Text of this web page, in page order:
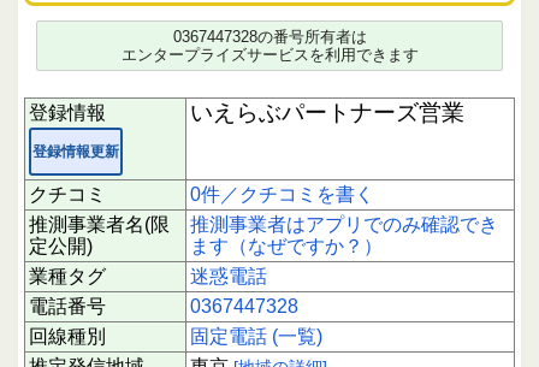
きません。情報が増え次第、状況が明確になりま
すので、引き続き注意深く見守ることをおすすめ
します。
応答時の注意点
営業電話の可能性が高いものの、内容や意図は不
明なため、応答時には慎重な対応が望まれます。
個人情報の提供や不審な要求には応じないように
してください。
下にスクロールすると実際に電話に応答された方
のクチコミを読むことができます。
あなたの1回のクチコミ投稿が、同じように不安
を感じる誰かの助けになります。情報共有は被害
防止の第一歩です。ぜひ積極的に声を届けてくだ
さい。
0367447328の番号所有者は
エンタープライズサービスを利用できます
登録情報
登録情報更新
いえらぶパートナーズ営業
クチコミ
0件／クチコミを書く
推測事業者名(限
定公開)
推測事業者はアプリでのみ確認でき
ます（なぜですか？）
業種タグ
迷惑電話
電話番号
0367447328
回線種別
固定電話 (一覧)